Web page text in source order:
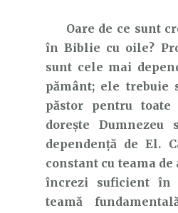
Oare de ce sunt
în Biblie cu oile?
sunt cele mai
pământ; ele trebuie
păstor pentru
dorește
dependență de El.
constant cu teama de
încrezi suficient în
teamă